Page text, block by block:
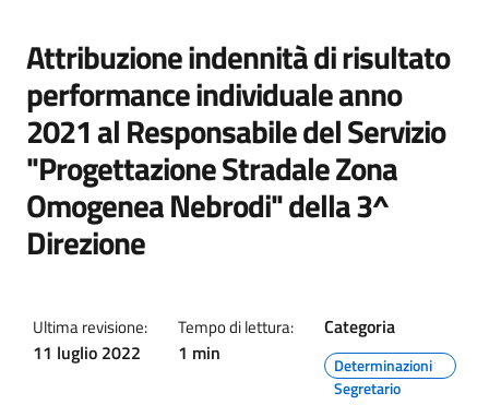
Attribuzione indennità di risultato
performance individuale anno
2021 al Responsabile del Servizio
"Progettazione Stradale Zona
Omogenea Nebrodi" della 3^
Direzione
Ultima revisione:
11 luglio 2022
Tempo di lettura:
1 min
Categoria
Determinazioni
Segretario